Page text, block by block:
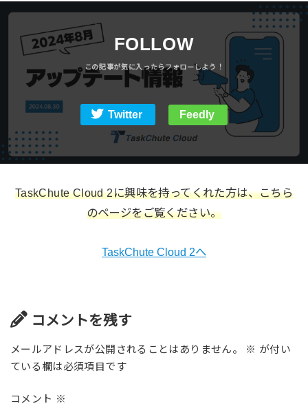
FOLLOW
Twitter Feedly
TaskChute Cloud 2に興味を持ってくれた方は、こちら
のページをご覧ください。
TaskChute Cloud 2へ
コメントを残す
メールアドレスが公開されることはありません。 ※ が付い
ている欄は必須項目です
コメント ※